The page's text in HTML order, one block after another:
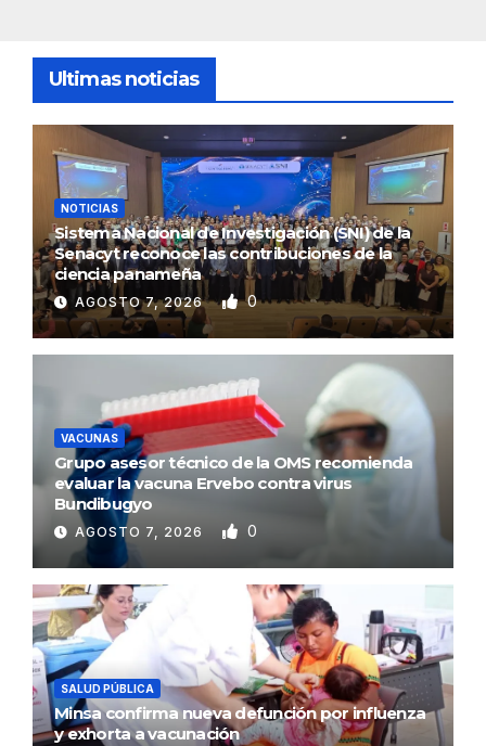
Ultimas noticias
NOTICIAS
Sistema Nacional de Investigación (SNI) de la
Senacyt reconoce las contribuciones de la
ciencia panameña
AGOSTO 7, 2026 0
VACUNAS
Grupo asesor técnico de la OMS recomienda
evaluar la vacuna Ervebo contra virus
Bundibugyo
AGOSTO 7, 2026 0
SALUD PÚBLICA
Minsa confirma nueva defunción por influenza
y exhorta a vacunación